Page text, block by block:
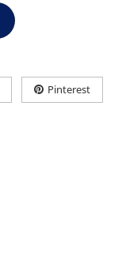
Pinterest